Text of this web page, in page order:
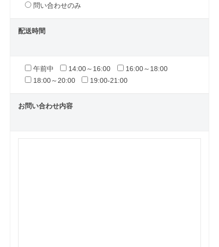
問い合わせのみ
配送時間
午前中 14:00～16:00
16:00～18:00
18:00～20:00
19:00-21:00
お問い合わせ内容